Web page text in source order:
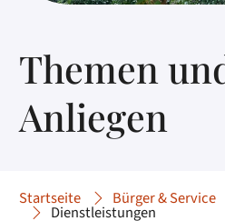
Themen
Anliegen
Startseite Bürger & Service
Dienstleistungen